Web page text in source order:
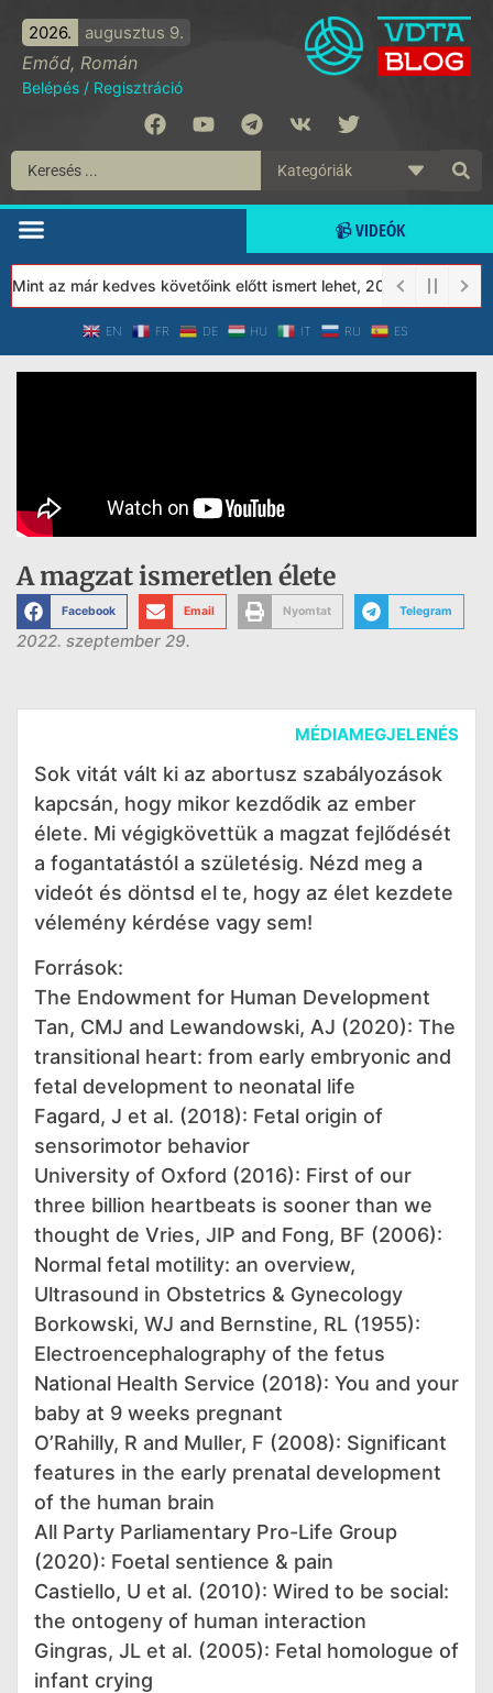
2026. augusztus 9.
Emőd, Román
Belépés / Regisztráció
📹 VIDEÓK
az már kedves követőink előtt ismert lehet, 2023-tól a Védett
EN FR DE HU IT RU ES
A magzat ismeretlen élete
Facebook Email Nyomtat Telegram
2022. szeptember 29.
MÉDIAMEGJELENÉS
Sok vitát vált ki az abortusz szabályozások
kapcsán, hogy mikor kezdődik az ember
élete. Mi végigkövettük a magzat fejlődését
a fogantatástól a születésig. Nézd meg a
videót és döntsd el te, hogy az élet kezdete
vélemény kérdése vagy sem!
Források:
The Endowment for Human Development
Tan, CMJ and Lewandowski, AJ (2020): The
transitional heart: from early embryonic and
fetal development to neonatal life
Fagard, J et al. (2018): Fetal origin of
sensorimotor behavior
University of Oxford (2016): First of our
three billion heartbeats is sooner than we
thought de Vries, JIP and Fong, BF (2006):
Normal fetal motility: an overview,
Ultrasound in Obstetrics & Gynecology
Borkowski, WJ and Bernstine, RL (1955):
Electroencephalography of the fetus
National Health Service (2018): You and your
baby at 9 weeks pregnant
O’Rahilly, R and Muller, F (2008): Significant
features in the early prenatal development
of the human brain
All Party Parliamentary Pro-Life Group
(2020): Foetal sentience & pain
Castiello, U et al. (2010): Wired to be social:
the ontogeny of human interaction
Gingras, JL et al. (2005): Fetal homologue of
infant crying